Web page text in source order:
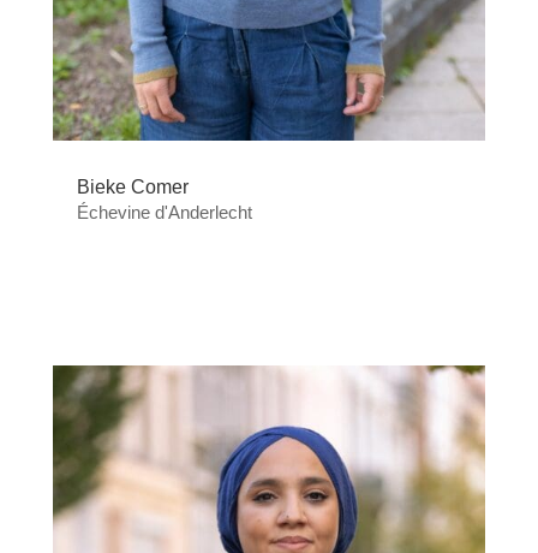
Bieke Comer
Échevine d'Anderlecht